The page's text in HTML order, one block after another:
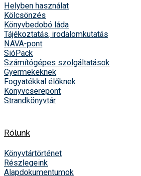
Helyben használat
Kölcsönzés
Könyvbedobó láda
Tájékoztatás, irodalomkutatás
NAVA-pont
SióPack
Számítógépes szolgáltatások
Gyermekeknek
Fogyatékkal élőknek
Könyvcserepont
Strandkönyvtár
Rólunk
Könyvtártörténet
Részlegeink
Alapdokumentumok